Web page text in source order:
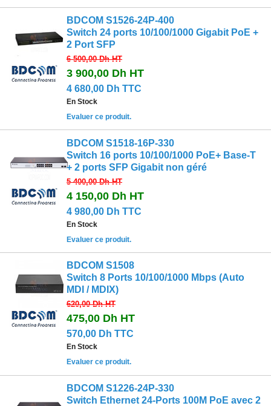
BDCOM S1526‐24P‐400
Switch 24 ports 10/100/1000 Gigabit PoE +
2 Port SFP
6 500,00 DhHT
3 900,00 Dh HT
4 680,00 Dh TTC
En Stock
Evaluer ce produit.
BDCOM S1518‐16P‐330
Switch 16 ports 10/100/1000 PoE+ Base‐T
+ 2 ports SFP Gigabit non géré
5 400,00 DhHT
4 150,00 Dh HT
4 980,00 Dh TTC
En Stock
Evaluer ce produit.
BDCOM S1508
Switch 8 Ports 10/100/1000 Mbps (Auto
MDI / MDIX)
620,00 DhHT
475,00 Dh HT
570,00 Dh TTC
En Stock
Evaluer ce produit.
BDCOM S1226‐24P‐330
Switch Ethernet 24-Ports 100M PoE avec 2